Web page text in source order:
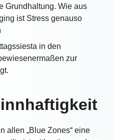
Grundhaltung. Wie aus
ist Stress genauso
in den
zur
allen „Blue Zones“ eine